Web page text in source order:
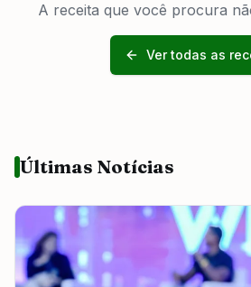
A receita que você procura
Ver todas as
Últimas Notícias